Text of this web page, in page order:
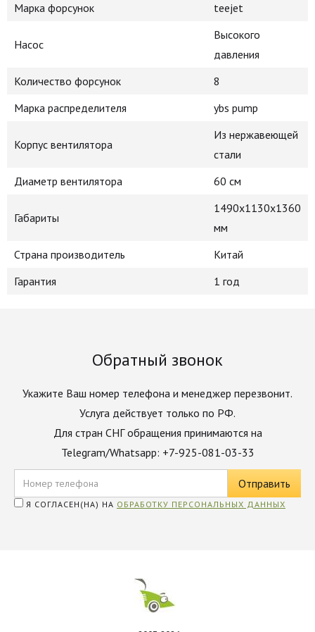
Марка форсунок
teejet
Насос
Высокого
давления
Количество форсунок
8
Марка распределителя
ybs pump
Корпус вентилятора
Из нержавеющей
стали
Диаметр вентилятора
60 см
Габариты
1490х1130х1360
мм
Страна производитель
Китай
Гарантия
1 год
Обратный звонок
Укажите Ваш номер телефона и менеджер перезвонит.
Услуга действует только по РФ.
Для стран СНГ обращения принимаются на
Telegram/Whatsapp: +7-925-081-03-33
Я СОГЛАСЕН(НА) НА ОБРАБОТКУ ПЕРСОНАЛЬНЫХ ДАННЫХ